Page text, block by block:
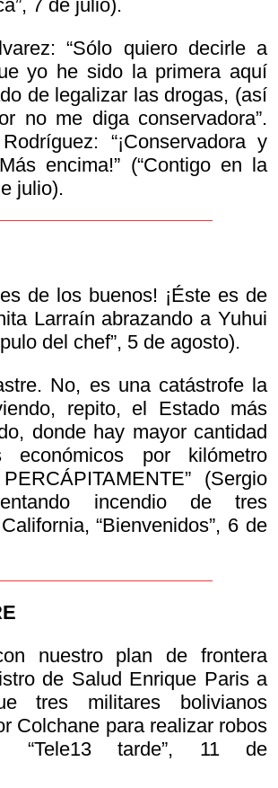
7 de julio).
“Sólo quiero decirle a
yo he sido la primera aquí
de legalizar las drogas, (así
no me diga conservadora”.
“¡Conservadora y
encima!” (“Contigo en la
julio).
de los buenos! ¡Éste es de
Larraín abrazando a Yuhui
del chef”, 5 de agosto).
No, es una catástrofe la
repito, el Estado más
donde hay mayor cantidad
económicos por kilómetro
(Sergio
incendio de tres
“Bienvenidos”, 6 de
nuestro plan de frontera
de Salud Enrique Paris a
tres militares bolivianos
Colchane para realizar robos
“Tele13 tarde”, 11 de